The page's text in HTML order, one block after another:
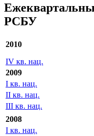
РСБУ
2010
IV кв. нац.
2009
I кв. нац.
II кв. нац.
III кв. нац.
2008
I кв. нац.